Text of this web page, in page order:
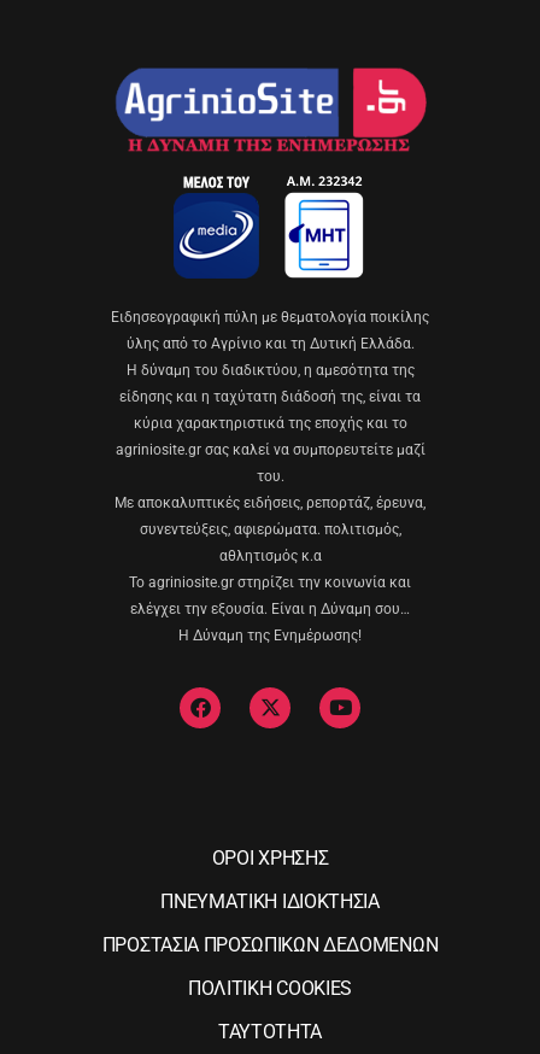
Eιδησεογραφική πύλη με θεματολογία ποικίλης
ύλης από το Αγρίνιο και τη Δυτική Ελλάδα.
Η δύναμη του διαδικτύου, η αμεσότητα της
είδησης και η ταχύτατη διάδοσή της, είναι τα
κύρια χαρακτηριστικά της εποχής και το
agriniosite.gr σας καλεί να συμπορευτείτε μαζί
του.
Με αποκαλυπτικές ειδήσεις, ρεπορτάζ, έρευνα,
συνεντεύξεις, αφιερώματα. πολιτισμός,
αθλητισμός κ.α
Το agriniosite.gr στηρίζει την κοινωνία και
ελέγχει την εξουσία. Είναι η Δύναμη σου…
Η Δύναμη της Ενημέρωσης!
ΟΡΟΙ ΧΡΗΣΗΣ
ΠΝΕΥΜΑΤΙΚΗ ΙΔΙΟΚΤΗΣΙΑ
ΠΡΟΣΤΑΣΙΑ ΠΡΟΣΩΠΙΚΩΝ ΔΕΔΟΜΕΝΩΝ
ΠΟΛΙΤΙΚΗ COOKIES
ΤΑΥΤΟΤΗΤΑ